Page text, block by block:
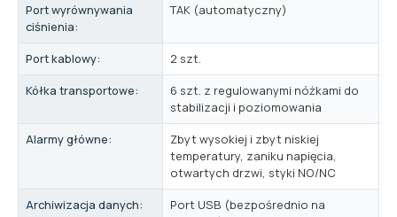
Port wyrównywania
ciśnienia:
TAK (automatyczny)
Port kablowy:
2 szt.
Kółka transportowe:
6 szt. z regulowanymi nóżkami do
stabilizacji i poziomowania
Alarmy główne:
Zbyt wysokiej i zbyt niskiej
temperatury, zaniku napięcia,
otwartych drzwi, styki NO/NC
Archiwizacja danych:
Port USB (bezpośrednio na